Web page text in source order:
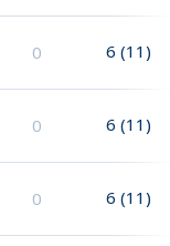
0 6 (11)
0 6 (11)
0 6 (11)